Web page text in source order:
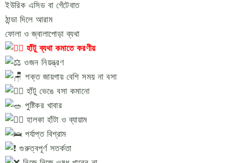
ইউরিক এসিড বা গেঁটেবাত
ঠান্ডা দিলে আরাম
ফোলা ও জ্বালাপোড়া ব্যথা
হাঁটু ব্যথা কমাতে করণীয়
ওজন নিয়ন্ত্রণ
শক্ত জায়গায় বেশি সময় না বসা
হাঁটু ভেঙে বসা কমানো
পুষ্টিকর খাবার
হালকা হাঁটা ও ব্যায়াম
পর্যাপ্ত বিশ্রাম
গুরুত্বপূর্ণ সতর্কতা